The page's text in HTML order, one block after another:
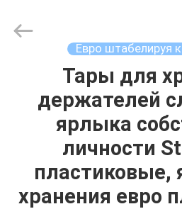
ДОМОЙ
ПРОДУКТЫ
КОМПАНИИ
Copyright
Евро штабелируя
Тары для
держателей
ярлыка
личности
пластиковые,
хранения евро